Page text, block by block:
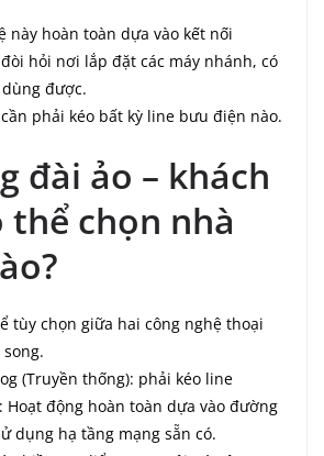
này hoàn toàn dựa vào kết nối
hỏi nơi lắp đặt các máy nhánh, có
được.
phải kéo bất kỳ line bưu điện nào.
đài ảo – khách
thể chọn nhà
tùy chọn giữa hai công nghệ thoại
(Truyền thống): phải kéo line
Hoạt động hoàn toàn dựa vào đường
dụng hạ tầng mạng sẵn có.